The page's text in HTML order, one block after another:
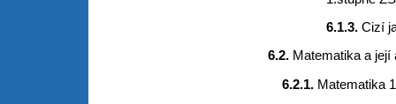
6.1.3. Cizí
6.2. Matematika a její
6.2.1. Matematika